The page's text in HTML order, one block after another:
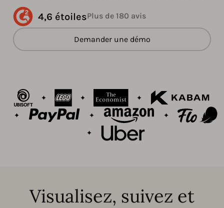
4,6 étoilesPlus de 180 avis
Demander une démo
Visualisez, suivez et